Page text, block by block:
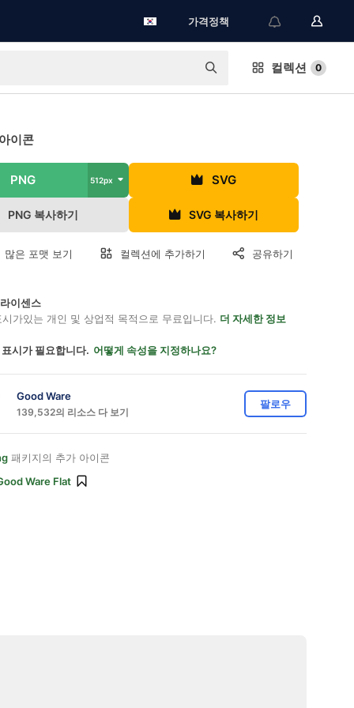
가격정책
컬렉션 0
이콘
PNG 512px SVG
PNG 복사하기 SVG 복사하기
많은 포맷 보기 컬렉션에 추가하기 공유하기
이센스
가있는 개인 및 상업적 목적으로 무료입니다. 더 자세한 정보
시가 필요합니다. 어떻게 속성을 지정하나요?
Good Ware
139,532의 리소스 다 보기
팔로우
패키지의 추가 아이콘
Ware Flat